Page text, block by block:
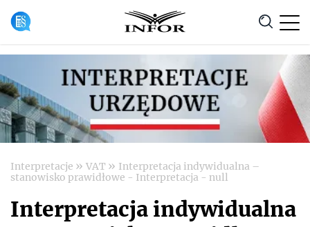
Anuluj
Interpretacje » VAT » Interpretacja indywidualna –
stanowisko prawidłowe - Interpretacja - null
Interpretacja indywidualna